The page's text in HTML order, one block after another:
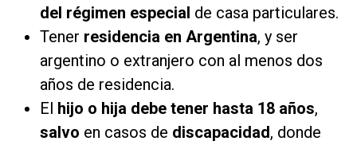
del régimen especial de casa particulares.
Tener residencia en Argentina, y ser
argentino o extranjero con al menos dos
años de residencia.
El hijo o hija debe tener hasta 18 años,
salvo en casos de discapacidad, donde